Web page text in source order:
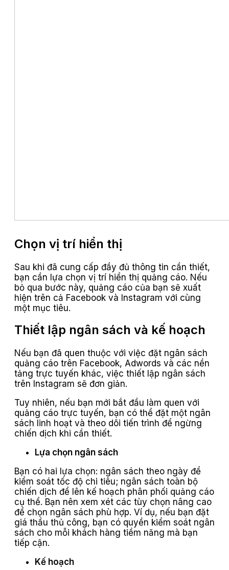
Chọn vị trí hiển thị
Sau khi đã cung cấp đầy đủ thông tin cần thiết,
bạn cần lựa chọn vị trí hiển thị quảng cáo. Nếu
bỏ qua bước này, quảng cáo của bạn sẽ xuất
hiện trên cả Facebook và Instagram với cùng
một mục tiêu.
Thiết lập ngân sách và kế hoạch
Nếu bạn đã quen thuộc với việc đặt ngân sách
quảng cáo trên Facebook, Adwords và các nền
tảng trực tuyến khác, việc thiết lập ngân sách
trên Instagram sẽ đơn giản.
Tuy nhiên, nếu bạn mới bắt đầu làm quen với
quảng cáo trực tuyến, bạn có thể đặt một ngân
sách linh hoạt và theo dõi tiến trình để ngừng
chiến dịch khi cần thiết.
Lựa chọn ngân sách
Bạn có hai lựa chọn: ngân sách theo ngày để
kiểm soát tốc độ chi tiêu; ngân sách toàn bộ
chiến dịch để lên kế hoạch phân phối quảng cáo
cụ thể. Bạn nên xem xét các tùy chọn nâng cao
để chọn ngân sách phù hợp. Ví dụ, nếu bạn đặt
giá thầu thủ công, bạn có quyền kiểm soát ngân
sách cho mỗi khách hàng tiềm năng mà bạn
tiếp cận.
Kế hoạch